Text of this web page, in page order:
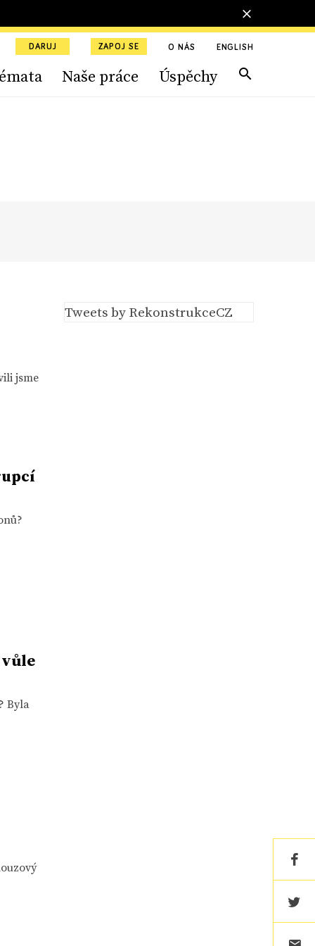
DARUJ ZAPOJ SE O NÁS ENGLISH
Naše práce Úspěchy
jsme
Byla
Tweets by RekonstrukceCZ